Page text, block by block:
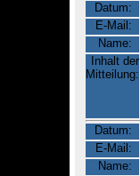
Datum:
E-Mail:
Name:
Inhalt der
Mitteilung:
Datum:
E-Mail:
Name: